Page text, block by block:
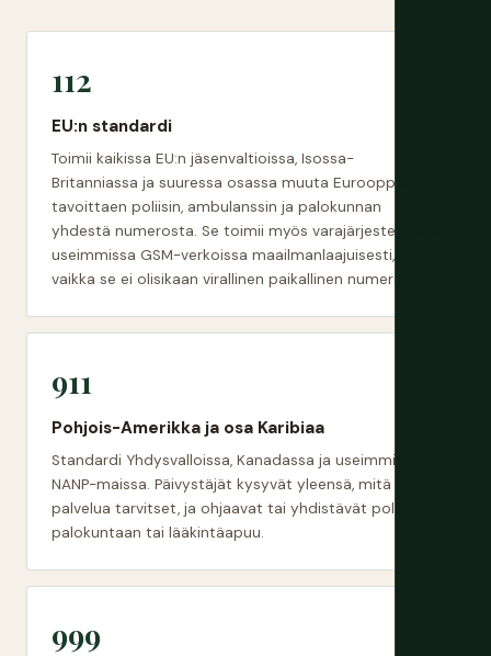
112
EU:n standardi
Toimii kaikissa EU:n jäsenvaltioissa, Isossa-
Britanniassa ja suuressa osassa muuta Eurooppaa
tavoittaen poliisin, ambulanssin ja palokunnan
yhdestä numerosta. Se toimii myös varajärjestelmänä
useimmissa GSM-verkoissa maailmanlaajuisesti,
vaikka se ei olisikaan virallinen paikallinen numero.
911
Pohjois-Amerikka ja osa Karibiaa
Standardi Yhdysvalloissa, Kanadassa ja useimmissa
NANP-maissa. Päivystäjät kysyvät yleensä, mitä
palvelua tarvitset, ja ohjaavat tai yhdistävät poliisiin,
palokuntaan tai lääkintäapuu.
999